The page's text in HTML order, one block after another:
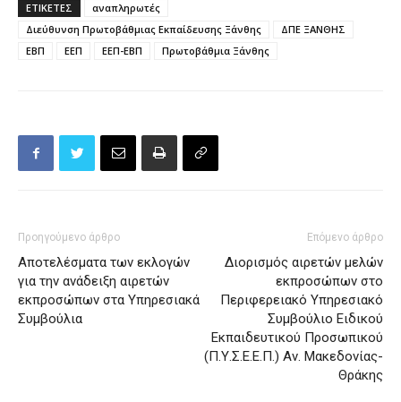
ΕΤΙΚΕΤΕΣ
αναπληρωτές
Διεύθυνση Πρωτοβάθμιας Εκπαίδευσης Ξάνθης
ΔΠΕ ΞΑΝΘΗΣ
ΕΒΠ
ΕΕΠ ΕΕΠ-ΕΒΠ Πρωτοβάθμια Ξάνθης
Προηγούμενο άρθρο
Aποτελέσματα των εκλογών
για την ανάδειξη αιρετών
εκπροσώπων στα Υπηρεσιακά
Συμβούλια
Επόμενο άρθρο
Διορισμός αιρετών μελών
εκπροσώπων στο
Περιφερειακό Υπηρεσιακό
Συμβούλιο Ειδικού
Εκπαιδευτικού Προσωπικού
(Π.Υ.Σ.Ε.Ε.Π.) Αν. Μακεδονίας-
Θράκης